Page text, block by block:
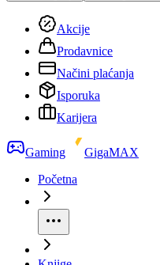
Akcije
Prodavnice
Načini plaćanja
Isporuka
Karijera
Gaming
GigaMAX
Početna